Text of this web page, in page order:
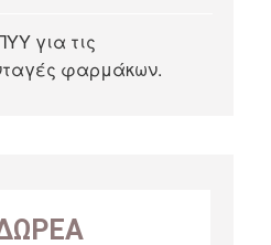
για τις
φαρμάκων.